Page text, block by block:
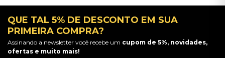
QUE TAL 5% DE DESCONTO EM SUA
PRIMEIRA COMPRA?
Assinando a newsletter você recebe um cupom de 5%, novidades,
ofertas e muito mais!